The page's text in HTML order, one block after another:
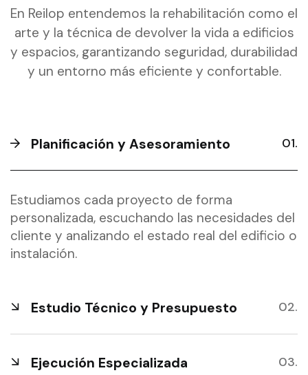
En Reilop entendemos la rehabilitación como el
arte y la técnica de devolver la vida a edificios
y espacios, garantizando seguridad, durabilidad
y un entorno más eficiente y confortable.
Planificación y Asesoramiento
Estudiamos cada proyecto de forma
personalizada, escuchando las necesidades del
cliente y analizando el estado real del edificio o
instalación.
Estudio Técnico y Presupuesto
Ejecución Especializada